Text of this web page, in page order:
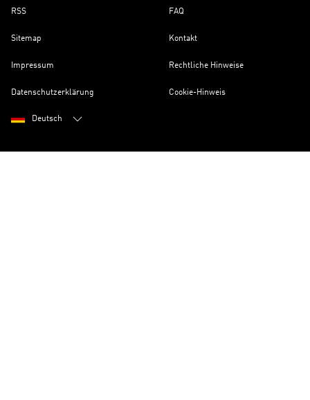
RSS FAQ
Sitemap Kontakt
Impressum Rechtliche Hinweise
Datenschutzerklärung Cookie-Hinweis
Deutsch